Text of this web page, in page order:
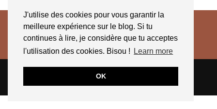
J'utilise des cookies pour vous garantir la
meilleure expérience sur le blog. Si tu
continues à lire, je considère que tu acceptes
l'utilisation des cookies. Bisou !
Learn more
OK
THEME CREATED BYpipdig